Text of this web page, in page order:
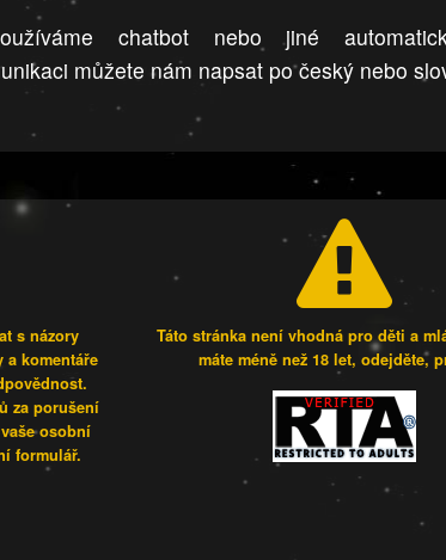
chatbot nebo jiné
můžete nám napsat po český nebo
s názory
a komentáře
za porušení
osobní
formulář.
Táto stránka není vhodná pro děti a
máte méně než 18 let, odejděte,